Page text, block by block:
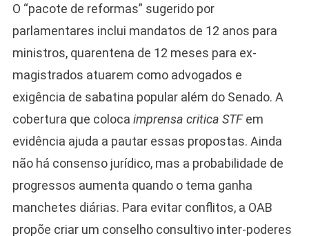
O “pacote de reformas” sugerido por
parlamentares inclui mandatos de 12 anos para
ministros, quarentena de 12 meses para ex-
magistrados atuarem como advogados e
exigência de sabatina popular além do Senado. A
cobertura que coloca imprensa critica STFem
evidência ajuda a pautar essas propostas. Ainda
não há consenso jurídico, mas a probabilidade de
progressos aumenta quando o tema ganha
manchetes diárias. Para evitar conflitos, a OAB
propõe criar um conselho consultivo inter-poderes